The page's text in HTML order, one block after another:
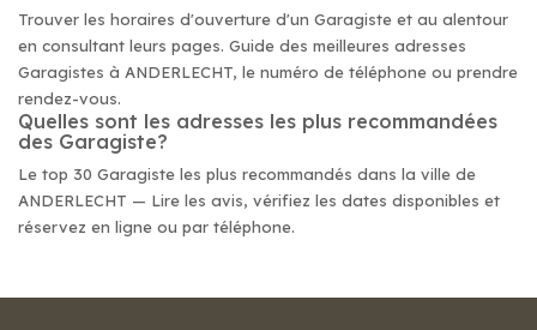
Trouver les horaires d'ouverture d'un Garagiste et au alentour
en consultant leurs pages. Guide des meilleures adresses
Garagistes à ANDERLECHT, le numéro de téléphone ou prendre
rendez-vous.
Quelles sont les adresses les plus recommandées
des Garagiste?
Le top 30 Garagiste les plus recommandés dans la ville de
ANDERLECHT — Lire les avis, vérifiez les dates disponibles et
réservez en ligne ou par téléphone.